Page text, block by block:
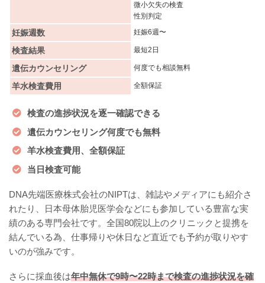
微小欠失の検査
性別判定
妊娠週数 妊娠6週〜
検査結果 最短2日
遺伝カウンセリング 何度でも相談無料
羊水検査費用 全額保証
検査の進捗状況を逐一確認できる
遺伝カウンセリング何度でも無料
羊水検査費用、全額保証
当日検査可能
DNA先端医療株式会社のNIPTは、雑誌やメディアにも紹介さ
れたり、日本母体胎児医学会などにも参加している豊富な実
績のある専門会社です。全国80院以上のクリニックと提携を
結んでいる為、仕事帰りや休日など直近でも予約が取りやす
いのが強みです。
さらに採血後は年中無休で9時〜22時まで検査の進捗状況を確